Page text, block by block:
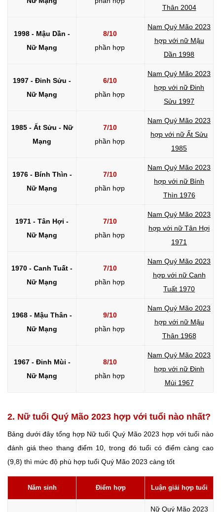
Thân 2004
1998 - Mậu Dần -
Nữ Mạng
8/10
phần hợp
Nam Quý Mão 2023
hợp với nữ Mậu
Dần 1998
1997 - Đinh Sửu -
Nữ Mạng
6/10
phần hợp
Nam Quý Mão 2023
hợp với nữ Đinh
Sửu 1997
1985 - Ất Sửu - Nữ
Mạng
7/10
phần hợp
Nam Quý Mão 2023
hợp với nữ Ất Sửu
1985
1976 - Bính Thìn -
Nữ Mạng
7/10
phần hợp
Nam Quý Mão 2023
hợp với nữ Bính
Thìn 1976
1971 - Tân Hợi -
Nữ Mạng
7/10
phần hợp
Nam Quý Mão 2023
hợp với nữ Tân Hợi
1971
1970 - Canh Tuất -
Nữ Mạng
7/10
phần hợp
Nam Quý Mão 2023
hợp với nữ Canh
Tuất 1970
1968 - Mậu Thân -
Nữ Mạng
9/10
phần hợp
Nam Quý Mão 2023
hợp với nữ Mậu
Thân 1968
1967 - Đinh Mùi -
Nữ Mạng
8/10
phần hợp
Nam Quý Mão 2023
hợp với nữ Đinh
Mùi 1967
2. Nữ tuổi Quý Mão 2023 hợp với tuổi nào nhất?
Bảng dưới đây tổng hợp Nữ tuổi Quý Mão 2023 hợp với tuổi nào
đánh giá theo thang điểm 10, trong đó tuổi có điểm càng cao
(9,8) thì mức độ phù hợp tuổi Quý Mão 2023 càng tốt
Năm sinh Điểm hợp Luận giải hợp tuổi
Nữ Quý Mão 2023